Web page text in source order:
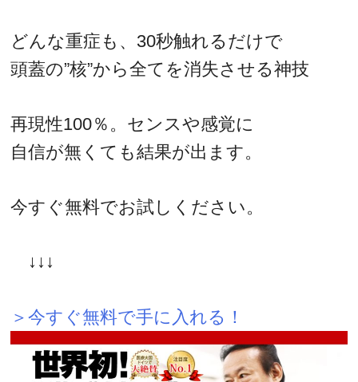
どんな重症も、30秒触れるだけで
頭蓋の”核”から全てを消失させる神技
再現性100％。センスや感覚に
自信が無くても結果が出ます。
今すぐ無料でお試しください。
↓↓↓
＞今すぐ無料で手に入れる！